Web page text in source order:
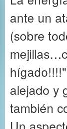
ante un
(sobre
alejado y
también